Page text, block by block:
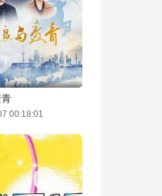
00:18:01